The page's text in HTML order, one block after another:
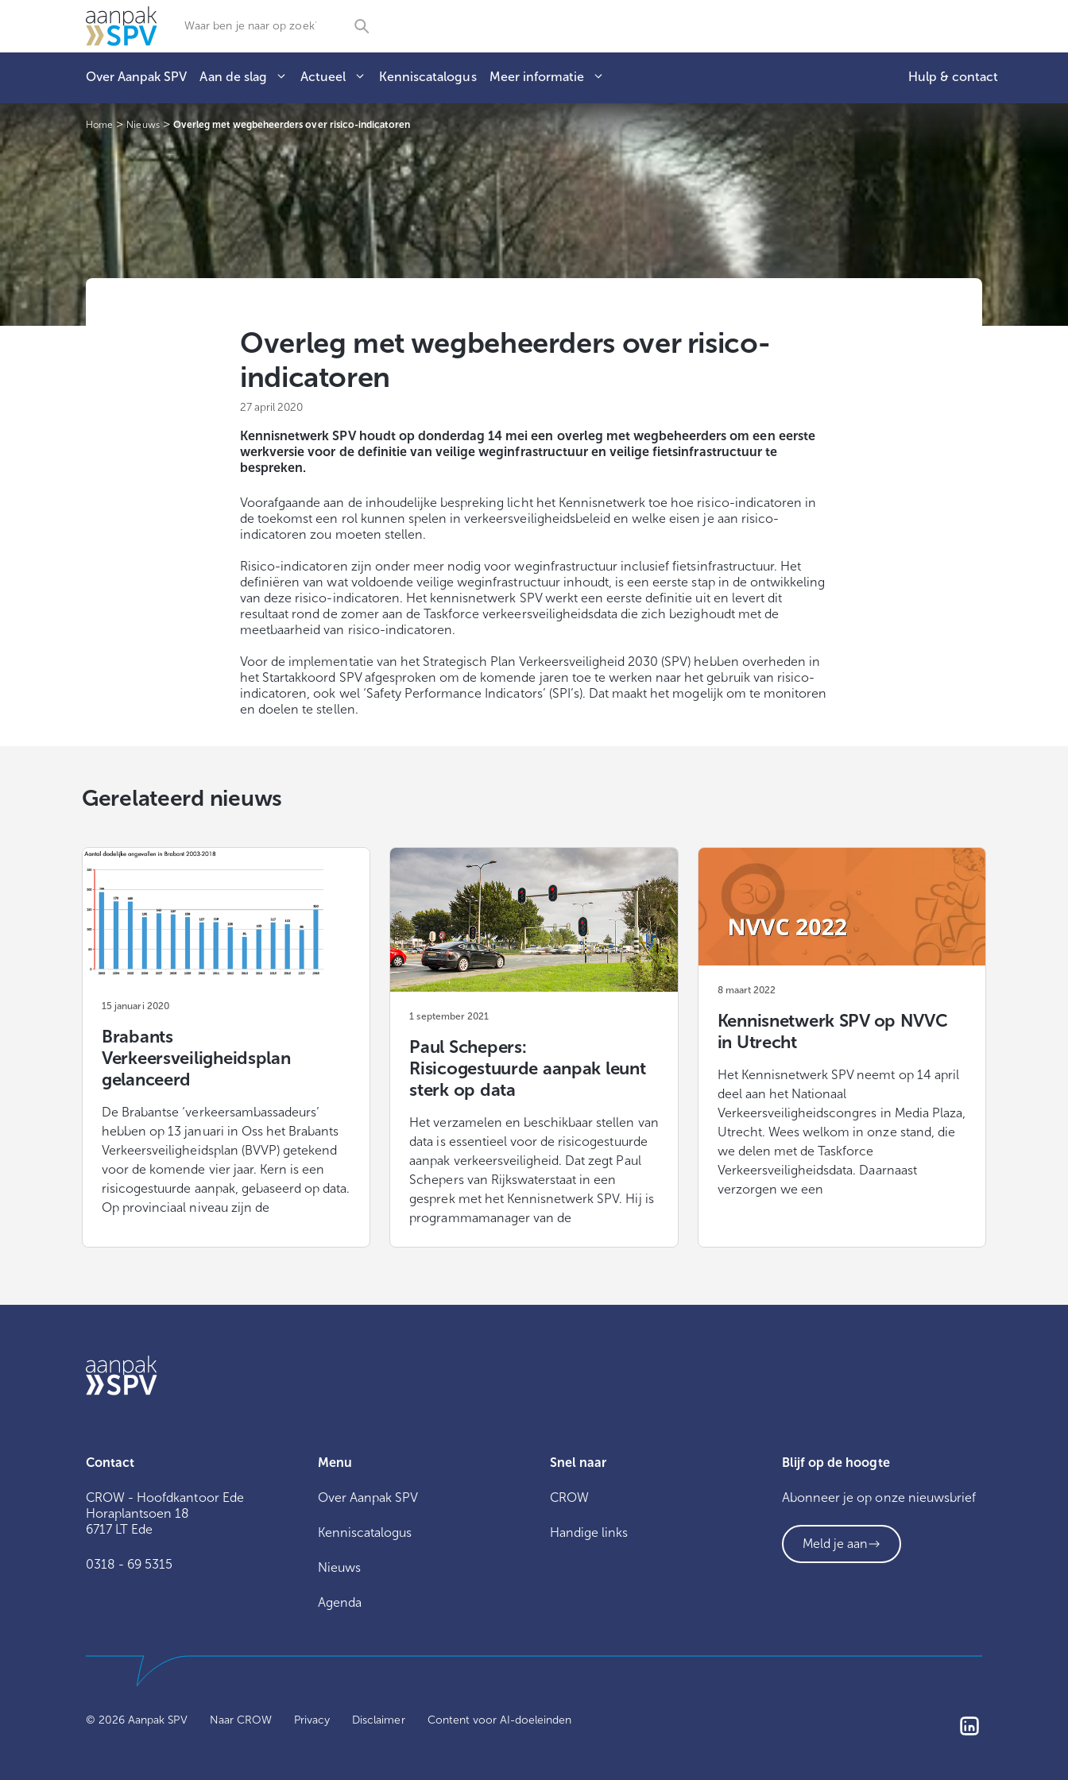
inhoud
Zoeken
Over Aanpak SPV Aan de slag Actueel Kenniscatalogus Meer informatie Hulp & contact
Home>Nieuws> Overleg met wegbeheerders over risico-indicatoren
Overleg met wegbeheerders over risico-
indicatoren
27 april 2020
Kennisnetwerk SPV houdt op donderdag 14 mei een overleg met wegbeheerders om een eerste
werkversie voor de definitie van veilige weginfrastructuur en veilige fietsinfrastructuur te
bespreken.
Voorafgaande aan de inhoudelijke bespreking licht het Kennisnetwerk toe hoe risico-indicatoren in
de toekomst een rol kunnen spelen in verkeersveiligheidsbeleid en welke eisen je aan risico-
indicatoren zou moeten stellen.
Risico-indicatoren zijn onder meer nodig voor weginfrastructuur inclusief fietsinfrastructuur. Het
definiëren van wat voldoende veilige weginfrastructuur inhoudt, is een eerste stap in de ontwikkeling
van deze risico-indicatoren. Het kennisnetwerk SPV werkt een eerste definitie uit en levert dit
resultaat rond de zomer aan de Taskforce verkeersveiligheidsdata die zich bezighoudt met de
meetbaarheid van risico-indicatoren.
Voor de implementatie van het Strategisch Plan Verkeersveiligheid 2030 (SPV) hebben overheden in
het Startakkoord SPV afgesproken om de komende jaren toe te werken naar het gebruik van risico-
indicatoren, ook wel ‘Safety Performance Indicators’ (SPI’s). Dat maakt het mogelijk om te monitoren
en doelen te stellen.
Gerelateerd nieuws
15 januari 2020
Brabants
Verkeersveiligheidsplan
gelanceerd
De Brabantse ‘verkeersambassadeurs’
hebben op 13 januari in Oss het Brabants
Verkeersveiligheidsplan (BVVP) getekend
voor de komende vier jaar. Kern is een
risicogestuurde aanpak, gebaseerd op data.
Op provinciaal niveau zijn de
1 september 2021
Paul Schepers:
Risicogestuurde aanpak leunt
sterk op data
Het verzamelen en beschikbaar stellen van
data is essentieel voor de risicogestuurde
aanpak verkeersveiligheid. Dat zegt Paul
Schepers van Rijkswaterstaat in een
gesprek met het Kennisnetwerk SPV. Hij is
programmamanager van de
8 maart 2022
Kennisnetwerk SPV op NVVC
in Utrecht
Het Kennisnetwerk SPV neemt op 14 april
deel aan het Nationaal
Verkeersveiligheidscongres in Media Plaza,
Utrecht. Wees welkom in onze stand, die
we delen met de Taskforce
Verkeersveiligheidsdata. Daarnaast
verzorgen we een
Contact
CROW - Hoofdkantoor Ede
Horaplantsoen 18
6717 LT Ede
0318 - 69 5315
Menu
Over Aanpak SPV
Kenniscatalogus
Nieuws
Agenda
Snel naar
CROW
Handige links
Blijf op de hoogte
Abonneer je op onze nieuwsbrief
Meld je aan
© 2026 Aanpak SPV Naar CROW Privacy Disclaimer Content voor AI-doeleinden